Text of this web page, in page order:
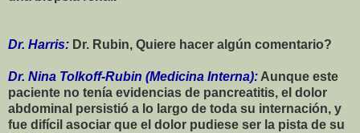
Dr. Harris: Dr. Rubin, Quiere hacer algún comentario?
Dr. Nina Tolkoff-Rubin (Medicina Interna):Aunque este
paciente no tenía evidencias de pancreatitis, el dolor
abdominal persistió a lo largo de toda su internación, y
fue difícil asociar que el dolor pudiese ser la pista de su